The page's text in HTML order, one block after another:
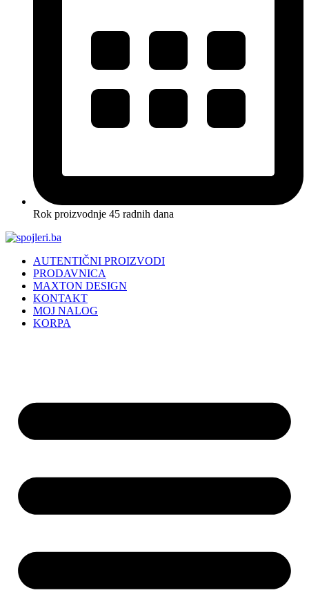
Rok proizvodnje 45 radnih dana
AUTENTIČNI PROIZVODI
PRODAVNICA
MAXTON DESIGN
KONTAKT
MOJ NALOG
KORPA